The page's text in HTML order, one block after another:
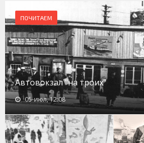
ПОЧИТАЕМ
Автовокзал "на троих"
05-июл, 12:08